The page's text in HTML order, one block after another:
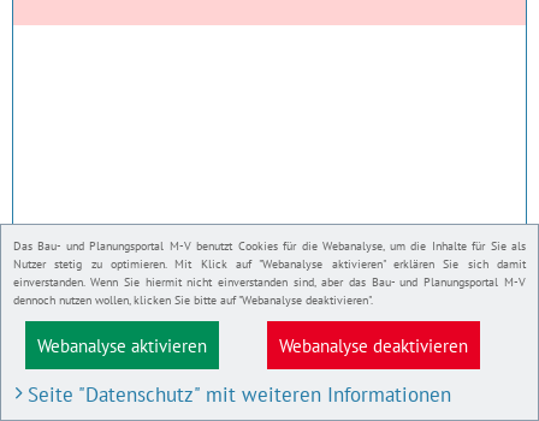
Das Bau- und Planungsportal M-V benutzt Cookies für die Webanalyse, um die Inhalte für Sie als
Nutzer stetig zu optimieren. Mit Klick auf "Webanalyse aktivieren" erklären Sie sich damit
einverstanden. Wenn Sie hiermit nicht einverstanden sind, aber das Bau- und Planungsportal M-V
dennoch nutzen wollen, klicken Sie bitte auf "Webanalyse deaktivieren".
Webanalyse aktivieren Webanalyse deaktivieren
Seite "Datenschutz" mit weiteren Informationen